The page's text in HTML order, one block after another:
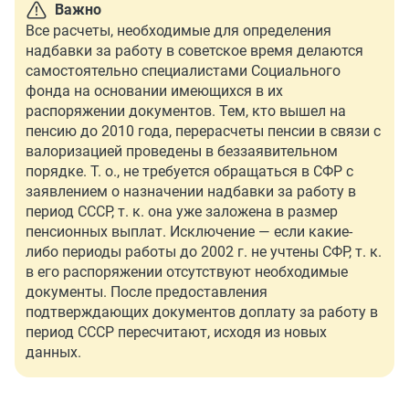
Важно
Все расчеты, необходимые для определения
надбавки за работу в советское время делаются
самостоятельно специалистами Социального
фонда на основании имеющихся в их
распоряжении документов. Тем, кто вышел на
пенсию до 2010 года, перерасчеты пенсии в связи с
валоризацией проведены в беззаявительном
порядке. Т. о., не требуется обращаться в СФР с
заявлением о назначении надбавки за работу в
период СССР, т. к. она уже заложена в размер
пенсионных выплат. Исключение — если какие-
либо периоды работы до 2002 г. не учтены СФР, т. к.
в его распоряжении отсутствуют необходимые
документы. После предоставления
подтверждающих документов доплату за работу в
период СССР пересчитают, исходя из новых
данных.